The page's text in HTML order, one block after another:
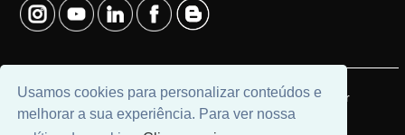
Usamos cookies para personalizar conteúdos e
melhorar a sua experiência. Para ver nossa
© 2026 | Adim Aluguéis | CRECI: 3235J | Desenvolvido por
Universal Software.